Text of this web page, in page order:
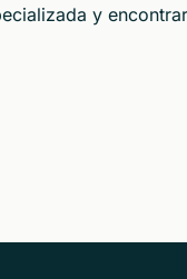
y